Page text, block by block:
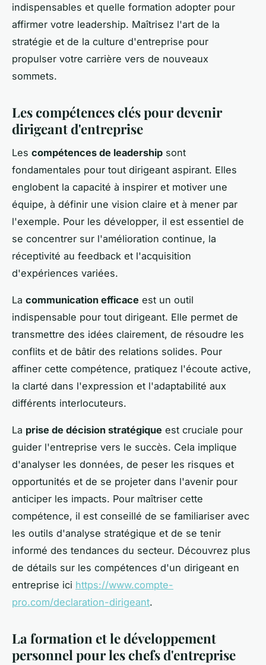
indispensables et quelle formation adopter pour
affirmer votre leadership. Maîtrisez l'art de la
stratégie et de la culture d'entreprise pour
propulser votre carrière vers de nouveaux
sommets.
Les compétences clés pour devenir
dirigeant d'entreprise
Les compétences de leadership sont
fondamentales pour tout dirigeant aspirant. Elles
englobent la capacité à inspirer et motiver une
équipe, à définir une vision claire et à mener par
l'exemple. Pour les développer, il est essentiel de
se concentrer sur l'amélioration continue, la
réceptivité au feedback et l'acquisition
d'expériences variées.
La communication efficace est un outil
indispensable pour tout dirigeant. Elle permet de
transmettre des idées clairement, de résoudre les
conflits et de bâtir des relations solides. Pour
affiner cette compétence, pratiquez l'écoute active,
la clarté dans l'expression et l'adaptabilité aux
différents interlocuteurs.
La prise de décision stratégique est cruciale pour
guider l'entreprise vers le succès. Cela implique
d'analyser les données, de peser les risques et
opportunités et de se projeter dans l'avenir pour
anticiper les impacts. Pour maîtriser cette
compétence, il est conseillé de se familiariser avec
les outils d'analyse stratégique et de se tenir
informé des tendances du secteur. Découvrez plus
de détails sur les compétences d'un dirigeant en
entreprise ici https://www.compte-
pro.com/declaration-dirigeant.
La formation et le développement
personnel pour les chefs d'entreprise